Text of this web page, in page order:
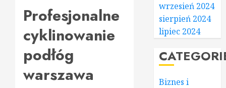
Profesjonalne
cyklinowanie
podłóg
warszawa
wrzesień 2024
sierpień 2024
lipiec 2024
Biznes i